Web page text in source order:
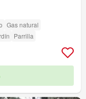
Gas natural
Parrilla